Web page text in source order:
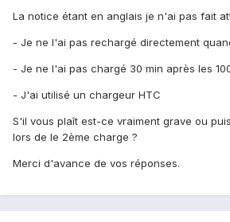
La notice étant en anglais je n'ai pas fait
- Je ne l'ai pas rechargé directement
- Je ne l'ai pas chargé 30 min après les
- J'ai utilisé un chargeur HTC
S'il vous plaît est-ce vraiment grave ou
lors de le 2ème charge ?
Merci d'avance de vos réponses.